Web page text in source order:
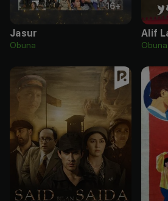
16+
Jasur
Obuna
Alif
Obuna